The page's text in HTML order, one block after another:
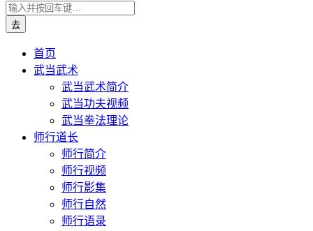
首页
武当武术
武当武术简介
武当功夫视频
武当拳法理论
师行道长
师行简介
师行视频
师行影集
师行自然
师行语录